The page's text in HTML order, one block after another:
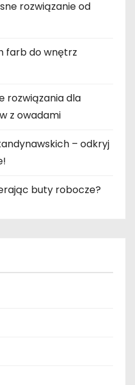
rozwiązanie od
farb do wnętrz
rozwiązania dla
z owadami
– odkryj
buty robocze?